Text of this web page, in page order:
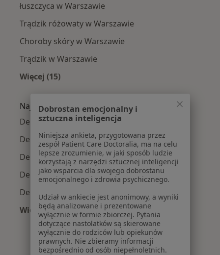
łuszczyca w Warszawie
Trądzik różowaty w Warszawie
Choroby skóry w Warszawie
Trądzik w Warszawie
Więcej (15)
Najpopularniejsze ubezpieczenia
Dermatolodzy z Medicover w Warszawie
Dermatolodzy z Allianz w Warszawie
Dermatolodzy z INTER Polska w Warszawie
Dermatolodzy z Signal Iduna w Warszawie
Dermatolodzy z Compensa w Warszawie
Więcej (10)
Więcej w kategorii: Najpopularniejsze
Dobrostan emocjonalny i
sztuczna inteligencja
Niniejsza ankieta, przygotowana przez
zespół Patient Care Doctoralia, ma na celu
lepsze zrozumienie, w jaki sposób ludzie
korzystają z narzędzi sztucznej inteligencji
jako wsparcia dla swojego dobrostanu
emocjonalnego i zdrowia psychicznego.
Udział w ankiecie jest anonimowy, a wyniki
będą analizowane i prezentowane
wyłącznie w formie zbiorczej. Pytania
dotyczące nastolatków są skierowane
wyłącznie do rodziców lub opiekunów
prawnych. Nie zbieramy informacji
bezpośrednio od osób niepełnoletnich.